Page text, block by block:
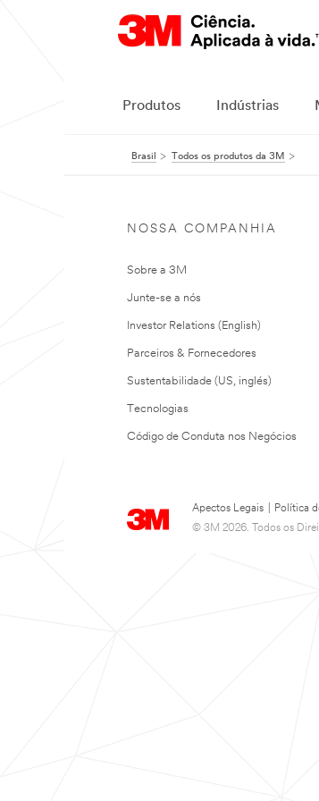
Produtos Indústrias
Brasil Todos os produtos da 3M
NOSSA COMPANHIA
Sobre a 3M
Junte-se a nós
Investor Relations (English)
Parceiros & Fornecedores
Sustentabilidade (US, inglés)
Tecnologias
Código de Conduta nos Negócios
Apectos Legais Política
© 3M 2026. Todos os